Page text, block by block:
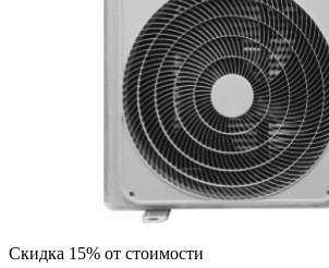
Скидка 15% от стоимости